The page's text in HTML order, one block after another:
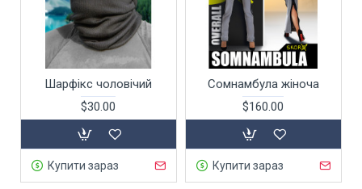
Шарфікс чоловічий
$30.00
Купити зараз
Сомнамбула жіноча
$160.00
Купити зараз